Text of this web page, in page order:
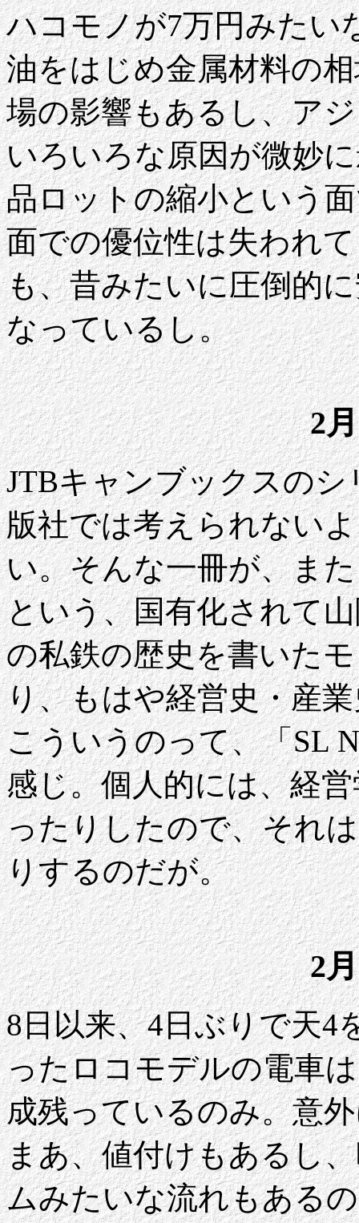
ハコモノが7万円みたい
油をはじめ金属材料の
場の影響もあるし、ア
いろいろな原因が微妙
品ロットの縮小という
面での優位性は失われ
も、昔みたいに圧倒的
なっているし。
2
JTBキャンブックスの
版社では考えられない
い。そんな一冊が、ま
という、国有化されて
の私鉄の歴史を書いた
り、もはや経営史・産
こういうのって、「SL
感じ。個人的には、経
ったりしたので、それ
りするのだが。
2
8日以来、4日ぶりで天4
ったロコモデルの電車
成残っているのみ。意
まあ、値付けもあるし
ムみたいな流れもある